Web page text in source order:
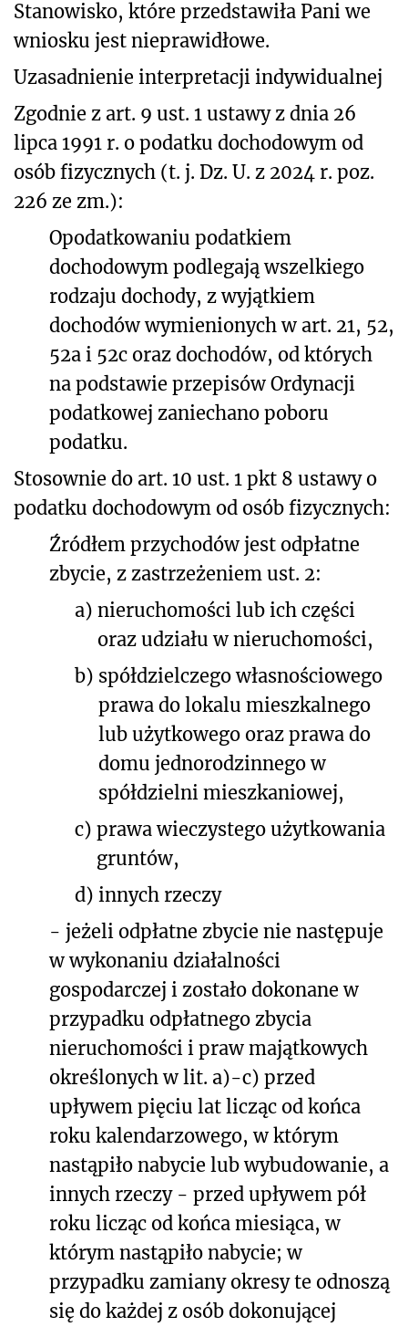
Stanowisko, które przedstawiła Pani we
wniosku jest nieprawidłowe.
Uzasadnienie interpretacji indywidualnej
Zgodnie z art. 9 ust. 1 ustawy z dnia 26
lipca 1991 r. o podatku dochodowym od
osób fizycznych (t. j. Dz. U. z 2024 r. poz.
226 ze zm.):
Opodatkowaniu podatkiem
dochodowym podlegają wszelkiego
rodzaju dochody, z wyjątkiem
dochodów wymienionych w art. 21, 52,
52a i 52c oraz dochodów, od których
na podstawie przepisów Ordynacji
podatkowej zaniechano poboru
podatku.
Stosownie do art. 10 ust. 1 pkt 8 ustawy o
podatku dochodowym od osób fizycznych:
Źródłem przychodów jest odpłatne
zbycie, z zastrzeżeniem ust. 2:
a) nieruchomości lub ich części
oraz udziału w nieruchomości,
b) spółdzielczego własnościowego
prawa do lokalu mieszkalnego
lub użytkowego oraz prawa do
domu jednorodzinnego w
spółdzielni mieszkaniowej,
c) prawa wieczystego użytkowania
gruntów,
d) innych rzeczy
- jeżeli odpłatne zbycie nie następuje
w wykonaniu działalności
gospodarczej i zostało dokonane w
przypadku odpłatnego zbycia
nieruchomości i praw majątkowych
określonych w lit. a)-c) przed
upływem pięciu lat licząc od końca
roku kalendarzowego, w którym
nastąpiło nabycie lub wybudowanie, a
innych rzeczy - przed upływem pół
roku licząc od końca miesiąca, w
którym nastąpiło nabycie; w
przypadku zamiany okresy te odnoszą
się do każdej z osób dokonującej